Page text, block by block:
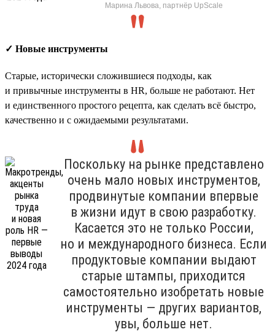
Марина Львова, партнёр UpScale
✓ Новые инструменты
Старые, исторически сложившиеся подходы, как
и привычные инструменты в HR, больше не работают. Нет
и единственного простого рецепта, как сделать всё быстро,
качественно и с ожидаемыми результатами.
Поскольку на рынке представлено
очень мало новых инструментов,
продвинутые компании впервые
в жизни идут в свою разработку.
Касается это не только России,
но и международного бизнеса. Если
продуктовые компании выдают
старые штампы, приходится
самостоятельно изобретать новые
инструменты — других вариантов,
увы, больше нет.